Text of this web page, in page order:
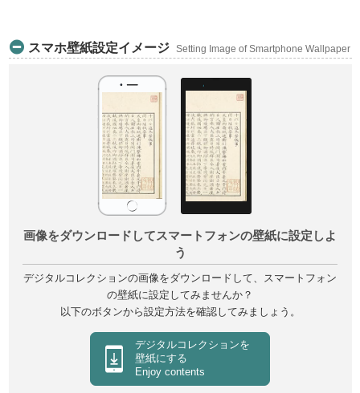
スマホ壁紙設定イメージ Setting Image of Smartphone Wallpaper
画像をダウンロードしてスマートフォンの壁紙に設定しよ
う
デジタルコレクションの画像をダウンロードして、スマートフォン
の壁紙に設定してみませんか？
以下のボタンから設定方法を確認してみましょう。
デジタルコレクションを
壁紙にする
Enjoy contents